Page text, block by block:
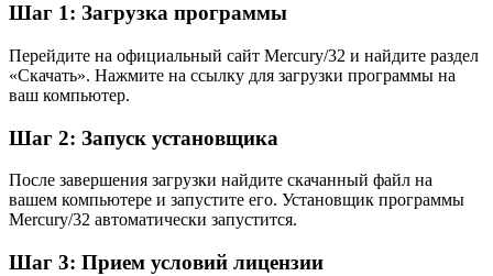
Шаг 1: Загрузка программы
Перейдите на официальный сайт Mercury/32 и найдите раздел
«Скачать». Нажмите на ссылку для загрузки программы на
ваш компьютер.
Шаг 2: Запуск установщика
После завершения загрузки найдите скачанный файл на
вашем компьютере и запустите его. Установщик программы
Mercury/32 автоматически запустится.
Шаг 3: Прием условий лицензии